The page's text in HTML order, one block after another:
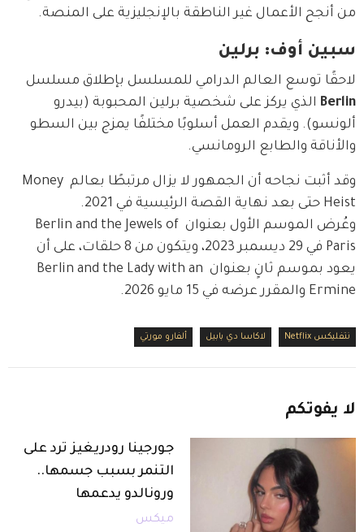
من أنجح الأعمال غير الناطقة بالإنجليزية على المنصة.
سبين أوف: برلين
لاحقًا توسع العالم الدرامي للمسلسل بإطلاق مسلسل
Berlin الذي يركز على شخصية برلين المحبوبة (بيدرو
ألونسو). ويقدم العمل أسلوبًا مختلفًا يمزج بين السطو
والأناقة والطابع الرومانسي.
وقد أثبت نجاحه أن الجمهور لا يزال مرتبطًا بعالم Money
Heist حتى بعد نهاية القصة الرئيسية في 2021.
وعُرض الموسم الأول بعنوان Berlin and the Jewels of
Paris في 29 ديسمبر 2023، ويتكون من 8 حلقات، على أن
يعود بموسم ثانٍ بعنوان Berlin and the Lady with an
Ermine والمقرر عرضه في 15 مايو 2026.
نتفليكس Netflix لاكاسا دي بابيل ألفارو مورتي
لا يفوتكم
جورجينا رودريغيز ترد على
التنمر بسبب جسمها..
ورونالدو يدعمها
ميكس